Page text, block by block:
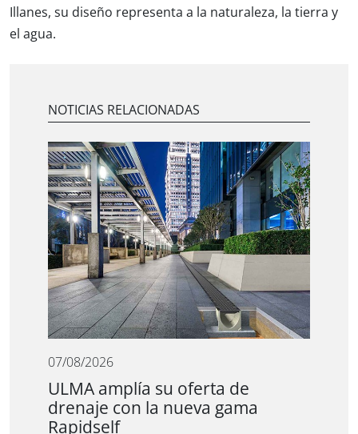
Illanes, su diseño representa a la naturaleza, la tierra y
el agua.
NOTICIAS RELACIONADAS
07/08/2026
ULMA amplía su oferta de
drenaje con la nueva gama
Rapidself